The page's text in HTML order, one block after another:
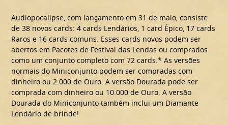
Audiopocalipse, com lançamento em 31 de maio, consiste
de 38 novos cards: 4 cards Lendários, 1 card Épico, 17 cards
Raros e 16 cards comuns. Esses cards novos podem ser
abertos em Pacotes de Festival das Lendas ou comprados
como um conjunto completo com 72 cards.* As versões
normais do Miniconjunto podem ser compradas com
dinheiro ou 2.000 de Ouro. A versão Dourada pode ser
comprada com dinheiro ou 10.000 de Ouro. A versão
Dourada do Miniconjunto também inclui um Diamante
Lendário de brinde!